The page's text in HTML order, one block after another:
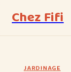
Chez Fifi
JARDINAGE